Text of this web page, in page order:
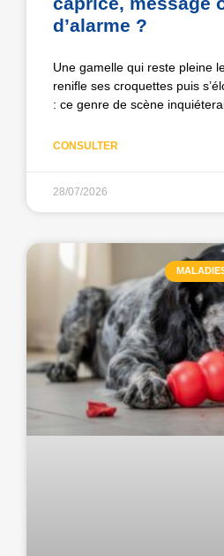
d’alarme ?
Une gamelle qui reste pleine
renifle ses croquettes puis
: ce genre de scène
CONSULTER
28/07/2026